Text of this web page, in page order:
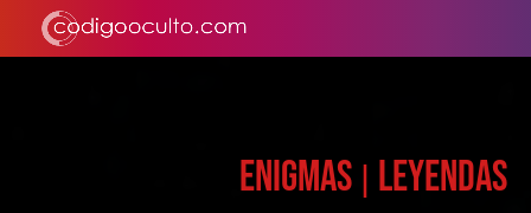
ENIGMAS| LEYENDAS